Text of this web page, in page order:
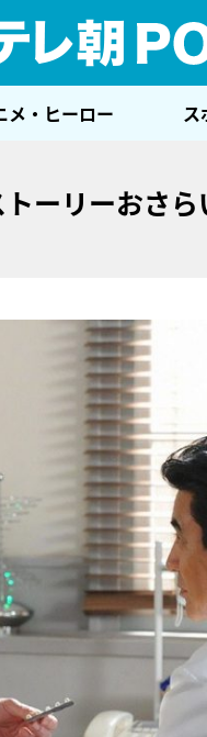
メ・ヒーロー ス
ーリーおさら